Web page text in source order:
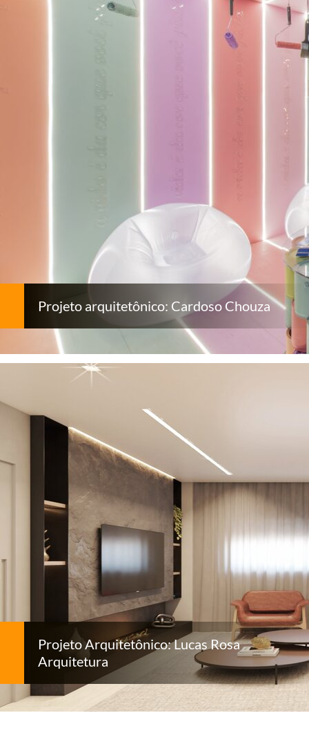
Projeto arquitetônico: Cardoso Chouza
Projeto Arquitetônico: Lucas Rosa
Arquitetura